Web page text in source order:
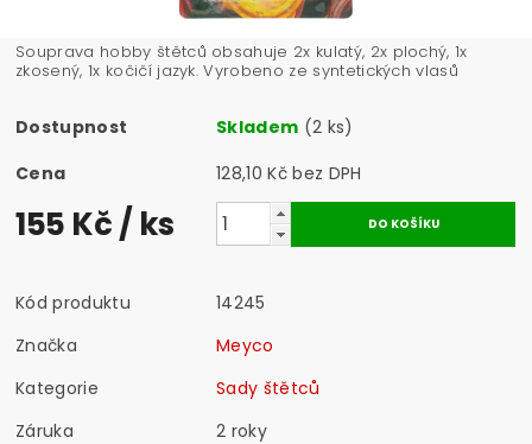
Souprava hobby štětců obsahuje 2x kulatý, 2x plochý, 1x
zkosený, 1x kočičí jazyk. Vyrobeno ze syntetických vlasů
Dostupnost Skladem (2 ks)
Cena
128,10 Kč bez DPH
155 Kč/ ks
Kód produktu
14245
Značka
Meyco
Kategorie
Sady štětců
Záruka
2 roky